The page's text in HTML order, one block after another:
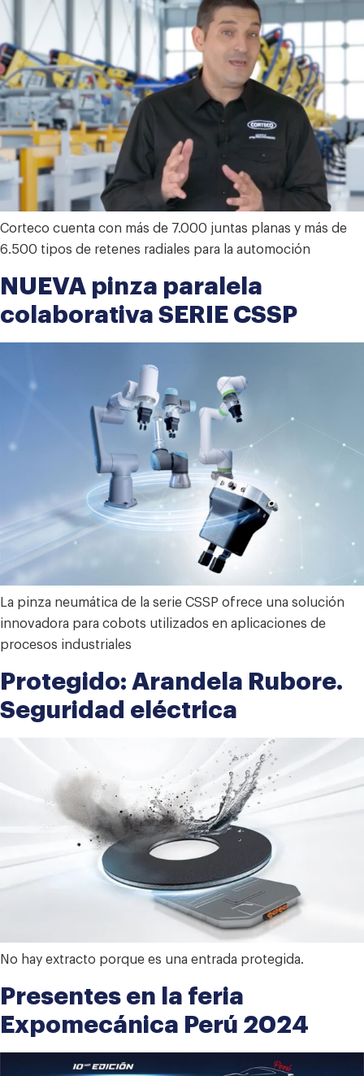
Corteco cuenta con más de 7.000 juntas planas y más de
6.500 tipos de retenes radiales para la automoción
NUEVA pinza paralela
colaborativa SERIE CSSP
La pinza neumática de la serie CSSP ofrece una solución
innovadora para cobots utilizados en aplicaciones de
procesos industriales
Protegido: Arandela Rubore.
Seguridad eléctrica
No hay extracto porque es una entrada protegida.
Presentes en la feria
Expomecánica Perú 2024